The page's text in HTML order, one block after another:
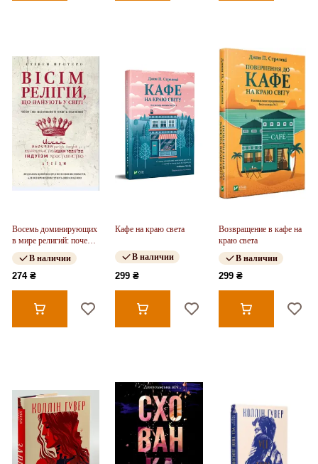
Восемь доминирующих
в мире религий: почему
их различия имеют
значениеВ наличии
274 ₴
Кафе на краю света
В наличии
299 ₴
Возвращение в кафе на
краю света
В наличии
299 ₴